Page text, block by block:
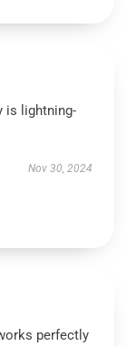
is lightning-
Nov 30, 2024
perfectly